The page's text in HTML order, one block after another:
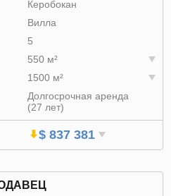
Керобокан
Вилла
5
550 м²
1500 м²
Долгосрочная аренда
(27 лет)
$ 837 381